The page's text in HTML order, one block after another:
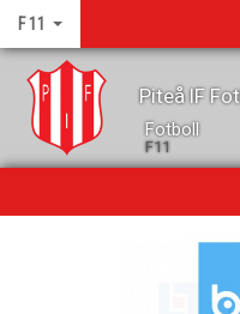
F 11
Piteå IF
Fotboll
F11